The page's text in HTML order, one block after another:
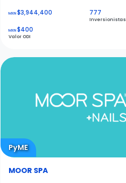
MXN$3,944,400 777
Inversionistas
MXN$400
Valor ODI
PyME
MOOR SPA